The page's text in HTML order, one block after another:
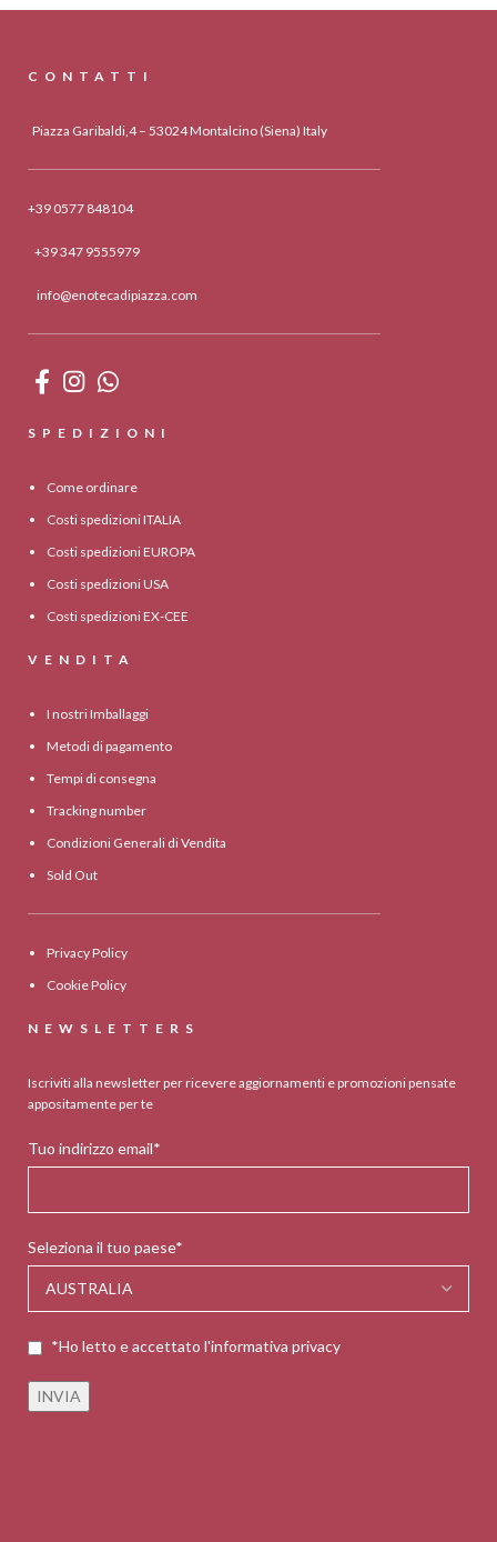
CONTATTI
Piazza Garibaldi,4 – 53024 Montalcino (Siena) Italy
+39 0577 848104
+39 347 9555979
info@enotecadipiazza.com
SPEDIZIONI
Come ordinare
Costi spedizioni ITALIA
Costi spedizioni EUROPA
Costi spedizioni USA
Costi spedizioni EX-CEE
VENDITA
I nostri Imballaggi
Metodi di pagamento
Tempi di consegna
Tracking number
Condizioni Generali di Vendita
Sold Out
Privacy Policy
Cookie Policy
NEWSLETTERS
Iscriviti alla newsletter per ricevere aggiornamenti e promozioni pensate
appositamente per te
Tuo indirizzo email*
Seleziona il tuo paese*
*Ho letto e accettato l'informativa privacy